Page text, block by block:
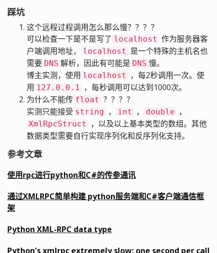
踩坑
这个远程过程调用怎么那么慢？？？？
可以检查一下是不是写了 localhost 作为服务器客
户端调用地址，
localhost 是一个特殊的主机名也
需要 DNS 解析，因此有可能是 DNS 慢。
博主实测，使用 localhost
，每2秒调用一次。使
用 127.0.0.1 ，每秒调用可以达到1000次。
为什么不能传 float ？？？？
实测只能接受 string ， int ， double ，
XmlRpcStruct
，以及以上基本类型的数组。其他
数据类型需要自行实现序列化和反序列化支持。
参考文章
使用rpc进行python和C#的传参通讯
通过XMLRPC简单构建 python服务端和C#客户端通信框
架
Python XML-RPC data type
Python's xmlrpc extremely slow: one second per call